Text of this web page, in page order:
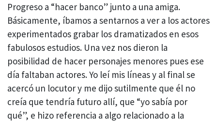
Progreso a “hacer banco” junto a una amiga.
Básicamente, íbamos a sentarnos a ver a los actores
experimentados grabar los dramatizados en esos
fabulosos estudios. Una vez nos dieron la
posibilidad de hacer personajes menores pues ese
día faltaban actores. Yo leí mis líneas y al final se
acercó un locutor y me dijo sutilmente que él no
creía que tendría futuro allí, que “yo sabía por
qué”, e hizo referencia a algo relacionado a la